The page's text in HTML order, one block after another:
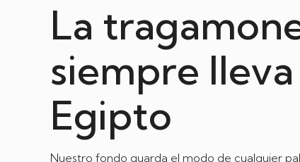
La
siempre
Egipto
Nuestro fondo guarda el modo de cualquier